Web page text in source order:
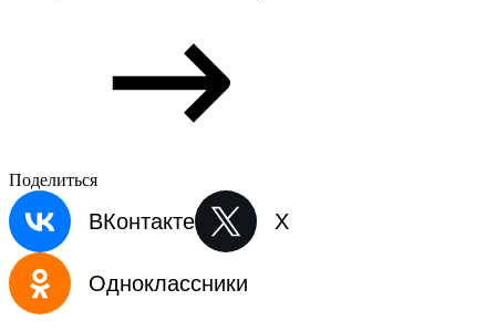
Поделиться
ВКонтакте X
Одноклассники